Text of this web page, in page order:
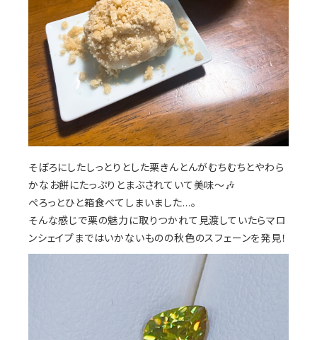
そぼろにしたしっとりとした栗きんとんがむちむちとやわら
かなお餅にたっぷりとまぶされていて美味～🎶
ぺろっとひと箱食べてしまいました…。
そんな感じで栗の魅力に取りつかれて見渡していたらマロ
ンシェイプまではいかないものの秋色のスフェーンを発見！